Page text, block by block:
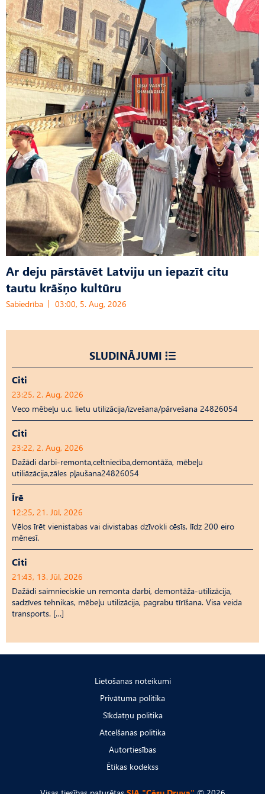
Ar deju pārstāvēt Latviju un iepazīt citu
tautu krāšņo kultūru
Sabiedrība 03:00, 5. Aug, 2026
SLUDINĀJUMI
Citi
23:25, 2. Aug, 2026
Veco mēbeļu u.c. lietu utilizācija/izvešana/pārvešana 24826054
Citi
23:22, 2. Aug, 2026
Dažādi darbi-remonta,celtniecība,demontāža, mēbeļu
utiliāzācija,zāles pļaušana24826054
Īrē
12:25, 21. Jūl, 2026
Vēlos īrēt vienistabas vai divistabas dzīvokli cēsīs, līdz 200 eiro
mēnesī.
Citi
21:43, 13. Jūl, 2026
Dažādi saimnieciskie un remonta darbi, demontāža-utilizācija,
sadzīves tehnikas, mēbeļu utilizācija, pagrabu tīrīšana. Visa veida
transports. […]
Lietošanas noteikumi
Privātuma politika
Sīkdatņu politika
Atcelšanas politika
Autortiesības
Ētikas kodekss